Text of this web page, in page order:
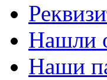
Нашли
Наши